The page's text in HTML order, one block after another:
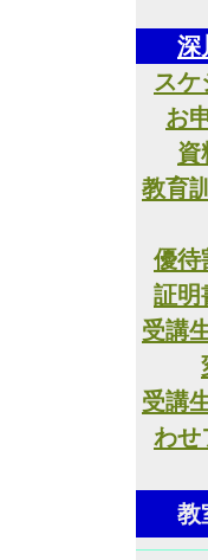
深
スケ
お
資
教育
優待
証明
受講
受講
わせ
教